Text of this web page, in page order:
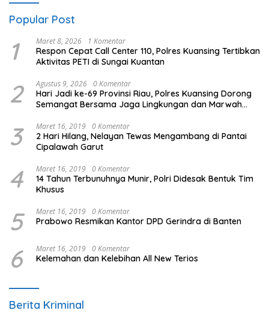
Popular Post
1 Maret 8, 2026 1 Komentar
Respon Cepat Call Center 110, Polres Kuansing Tertibkan
Aktivitas PETI di Sungai Kuantan
2 Agustus 9, 2026 0 Komentar
Hari Jadi ke-69 Provinsi Riau, Polres Kuansing Dorong
Semangat Bersama Jaga Lingkungan dan Marwah
3 Maret 16, 2019 0 Komentar
2 Hari Hilang, Nelayan Tewas Mengambang di Pantai
Cipalawah Garut
4 Maret 16, 2019 0 Komentar
14 Tahun Terbunuhnya Munir, Polri Didesak Bentuk Tim
Khusus
5 Maret 16, 2019 0 Komentar
Prabowo Resmikan Kantor DPD Gerindra di Banten
6 Maret 16, 2019 0 Komentar
Kelemahan dan Kelebihan All New Terios
Berita Kriminal